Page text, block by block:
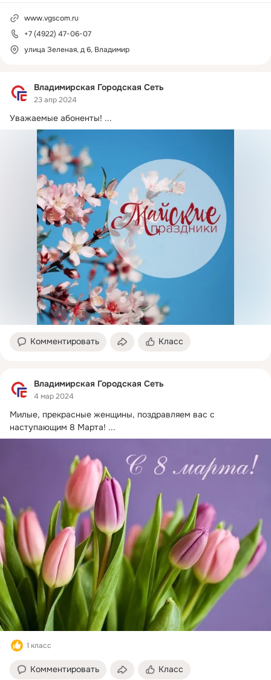
Владимирская Городская Сеть
23 апр 2024
Уважаемые абоненты! ...
Комментировать Класс
Владимирская Городская Сеть
4 мар 2024
Милые, прекрасные женщины, поздравляем вас с
наступающим 8 Марта! ...
1 класс
Комментировать Класс
www.vgscom.ru
+7 (4922) 47-06-07
улица Зеленая, д 6, Владимир